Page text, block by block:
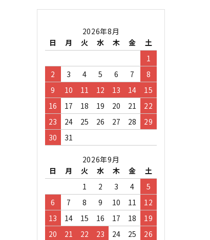
2026年8月
日
月 火 水 木 金
土
1
2
3 4 5 6 7
8
9
10 11 12 13 14
15
16
17 18 19 20 21
22
23
24 25 26 27 28
29
30
31
2026年9月
日
月 火 水 木 金
土
1
2 3 4
5
6
7 8 9 10 11
12
13
14 15 16 17 18
19
20
21 22 23 24 25
26